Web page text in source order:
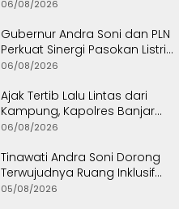
06/08/2026
Gubernur Andra Soni dan PLN
Perkuat Sinergi Pasokan Listrik
untuk Dukung Investasi
06/08/2026
Ajak Tertib Lalu Lintas dari
Kampung, Kapolres Banjar
Turun Langsung Gotong
06/08/2026
Tinawati Andra Soni Dorong
Terwujudnya Ruang Inklusif
bagi Anak Berkebutuhan
05/08/2026